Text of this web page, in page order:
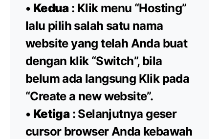
• Kedua: Klik menu “Hosting”
lalu pilih salah satu nama
website yang telah Anda buat
dengan klik “Switch”, bila
belum ada langsung Klik pada
“Create a new website”.
• Ketiga: Selanjutnya geser
cursor browser Anda kebawah